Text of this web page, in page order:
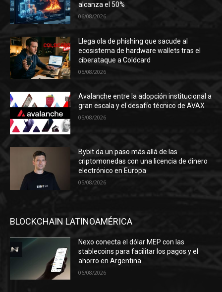
alcanza el 50%
06/08/2026
Llega ola de phishing que sacude al
ecosistema de hardware wallets tras el
ciberataque a Coldcard
05/08/2026
Avalanche entre la adopción institucional a
gran escala y el desafío técnico de AVAX
05/08/2026
Bybit da un paso más allá de las
criptomonedas con una licencia de dinero
electrónico en Europa
05/08/2026
BLOCKCHAIN LATINOAMÉRICA
Nexo conecta el dólar MEP con las
stablecoins para facilitar los pagos y el
ahorro en Argentina
06/08/2026